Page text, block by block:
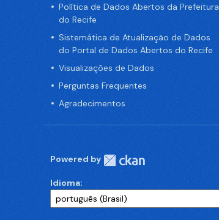
Política de Dados Abertos da Prefeitura
do Recife
Sistemática de Atualização de Dados
do Portal de Dados Abertos do Recife
Visualizações de Dados
Perguntas Frequentes
Agradecimentos
Powered by
Idioma